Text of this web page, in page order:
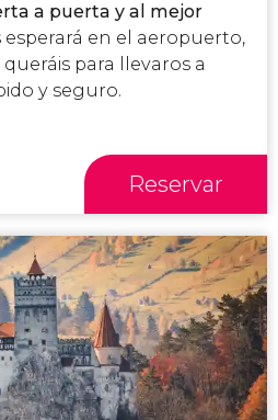
a puerta y al mejor
esperará en el aeropuerto,
para llevaros a
y seguro.
Reservar